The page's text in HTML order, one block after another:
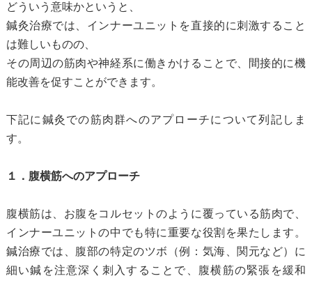
どういう意味かというと、
鍼灸治療では、インナーユニットを直接的に刺激すること
は難しいものの、
その周辺の筋肉や神経系に働きかけることで、間接的に機
能改善を促すことができます。
下記に鍼灸での筋肉群へのアプローチについて列記しま
す。
１．腹横筋へのアプローチ
腹横筋は、お腹をコルセットのように覆っている筋肉で、
インナーユニットの中でも特に重要な役割を果たします。
鍼治療では、腹部の特定のツボ（例：気海、関元など）に
細い鍼を注意深く刺入することで、腹横筋の緊張を緩和